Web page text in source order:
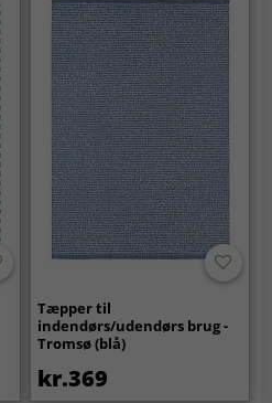
Tæpper til
indendørs/udendørs brug -
Tromsø (blå)
kr.369